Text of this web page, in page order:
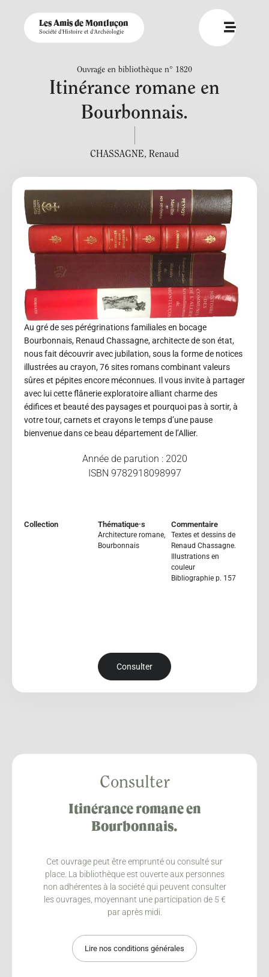
Les Amis de Montluçon
Société d'Histoire et d'Archéologie
Ouvrage en bibliothèque n° 1820
Itinérance romane en
Bourbonnais.
CHASSAGNE, Renaud
Au gré de ses pérégrinations familiales en bocage
Bourbonnais, Renaud Chassagne, architecte de son état,
nous fait découvrir avec jubilation, sous la forme de notices
illustrées au crayon, 76 sites romans combinant valeurs
sûres et pépites encore méconnues. Il vous invite à partager
avec lui cette flânerie exploratoire alliant charme des
édifices et beauté des paysages et pourquoi pas à sortir, à
votre tour, carnets et crayons le temps d’une pause
bienvenue dans ce beau département de l’Allier.
Année de parution : 2020
ISBN 9782918098997
Collection Thématique·s
Architecture romane,
Bourbonnais
Commentaire
Textes et dessins de
Renaud Chassagne.
Illustrations en
couleur
Bibliographie p. 157
Consulter
Consulter
Itinérance romane en
Bourbonnais.
Cet ouvrage peut être emprunté ou consulté sur
place. La bibliothèque est ouverte aux personnes
non adhérentes à la société qui peuvent consulter
les ouvrages, moyennant une participation de 5 €
par après midi.
Lire nos conditions générales